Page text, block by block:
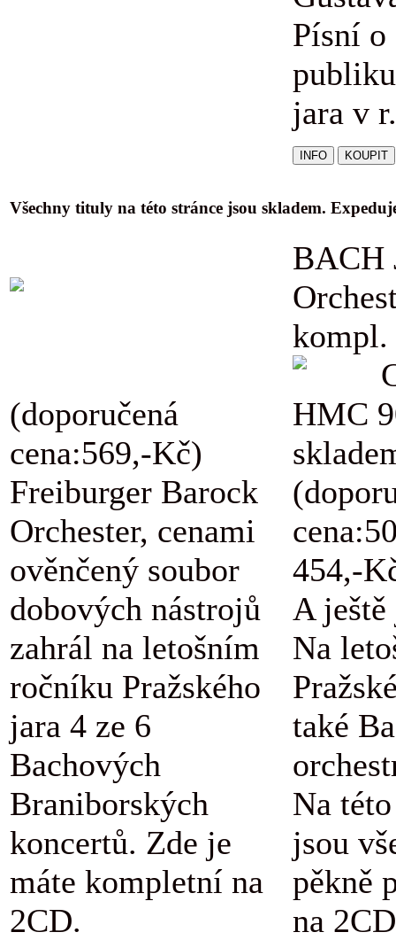
Písní
jara v
Všechny tituly na této stránce jsou skladem.
(doporučená
cena:569,-Kč)
Freiburger Barock
Orchester, cenami
ověnčený soubor
dobových nástrojů
zahrál na letošním
ročníku Pražského
jara 4 ze 6
Bachových
Braniborských
koncertů. Zde je
máte kompletní na
2CD.
BACH
kompl.
HMC
454,-
A
Na
také
Na
jsou
pěkně
na